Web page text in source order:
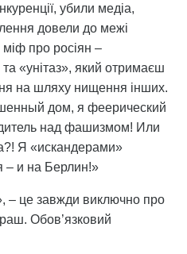
убили медіа,
довели до межі
про росіян –
«унітаз», який отримаєш
на шляху нищення інших.
дом, я феерический
над фашизмом! Или
Я «искандерами»
– и на Берлин!»
– це завжди виключно про
Обов’язковий